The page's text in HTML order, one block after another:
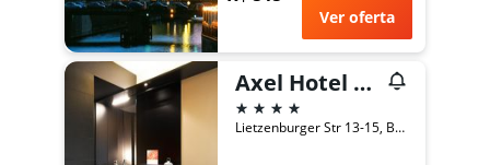
Ver oferta
Axel Hotel Berlin - Adults Only
4 estrelas
Lietzenburger Str 13-15, Berlim, Alemanha